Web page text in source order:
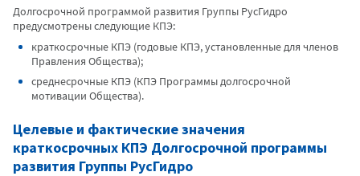
Долгосрочной программой развития Группы РусГидро
предусмотрены следующие КПЭ:
краткосрочные КПЭ (годовые КПЭ, установленные для членов
Правления Общества);
среднесрочные КПЭ (КПЭ Программы долгосрочной
мотивации Общества).
Целевые и фактические значения
краткосрочных КПЭ Долгосрочной программы
развития Группы РусГидро